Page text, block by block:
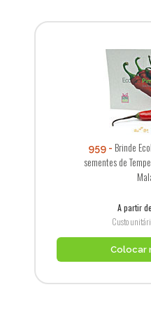
959
Brinde
sementes de
A partir de
Custo
Colocar